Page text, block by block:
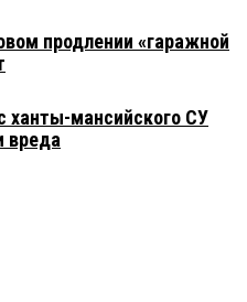
продлении «гаражной
ханты-мансийского СУ
вреда